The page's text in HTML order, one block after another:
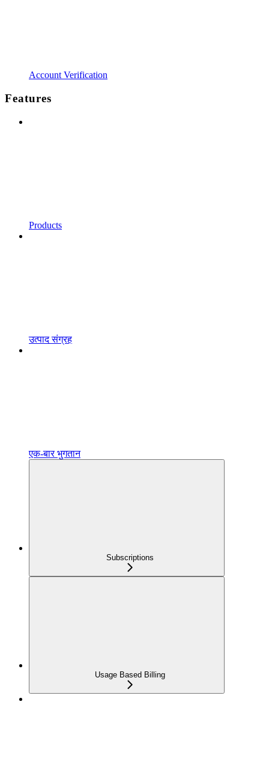
Account Verification
Features
Products
उत्पाद संग्रह
एक‑बार भुगतान
Subscriptions
Usage Based Billing